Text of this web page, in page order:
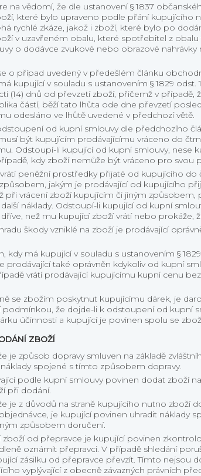
na vědomí, že dle ustanovení § 1837
které bylo upraveno podle přání
rychlé zkáze, jakož i zboží, které bylo po
v uzavřeném obalu, které spotřebitel z
o dodávce zvukové nebo obrazové
o případ uvedený v předešlém článku
kupující v souladu s ustanovením § 1829
(14) dnů od převzetí zboží, přičemž v
částí, běží tato lhůta ode dne převzetí
odesláno ve lhůtě uvedené v předchozí větě.
od kupní smlouvy dle předchozího
být kupujícím prodávajícímu vráceno do
Odstoupí-li kupující od kupní smlouvy, nese
kdy zboží nemůže být vráceno pro svou
peněžní prostředky přijaté od kupujícího
jakým je prodávající od kupujícího
při vrácení zboží kupujícím či jiným
náklady. Odstoupí-li kupující od kupní
než mu kupující zboží vrátí nebo prokáže,
škody vzniklé na zboží je prodávající
kdy má kupující v souladu s ustanovením §
prodávající také oprávněn kdykoliv od kupní
vrátí prodávající kupujícímu kupní cenu
se zbožím poskytnut kupujícímu dárek, je
podmínkou, že dojde-li k odstoupení od kupní
účinnosti a kupující je povinen spolu se
ZBOŽÍ
je způsob dopravy smluven na základě
spojené s tímto způsobem dopravy.
podle kupní smlouvy povinen dodat zboží
při dodání.
je z důvodů na straně kupujícího nutno zboží
je kupující povinen uhradit náklady
způsobem doručení.
zboží od přepravce je kupující povinen
oznámit přepravci. V případě shledání
zásilku od přepravce převzít. Tímto nejsou
vyplývající z obecně závazných právních